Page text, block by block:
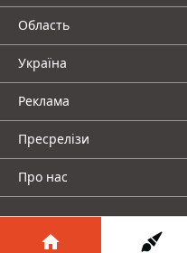
Область
Україна
Реклама
Пресрелізи
Про нас